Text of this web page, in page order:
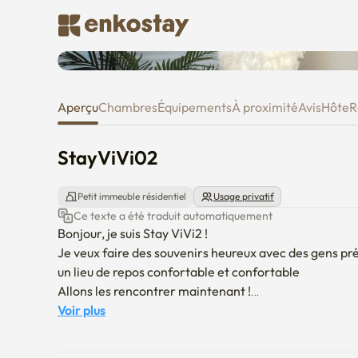
StayViVi02
AperçuChambresÉquipementsÀ proximitéAvisHôte
StayViVi02
Petit immeuble résidentiel Usage privatif
Ce texte a été traduit automatiquement
Bonjour, je suis Stay ViVi2 !
Je veux faire des souvenirs heureux avec des gens
un lieu de repos confortable et confortable
Allons les rencontrer maintenant !
- Guide de localisation
Voir plus